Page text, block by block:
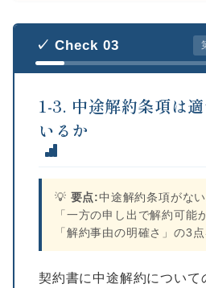
✓ Check 03
1-3. 中途解約条項は
いるか
💡 要点:中途解約条項がな
「一方の申し出で解約可能
「解約事由の明確さ」の3点
契約書に中途解約について